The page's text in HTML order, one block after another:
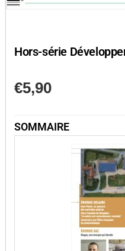
Hors-série
€5,90
SOMMAIRE